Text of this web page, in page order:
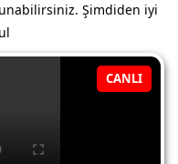
Şimdiden iyi
CANLI